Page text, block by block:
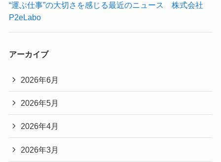
“運ぶ仕事”の大切さを感じる最近のニュース 株式会社
P2eLabo
アーカイブ
2026年6月
2026年5月
2026年4月
2026年3月